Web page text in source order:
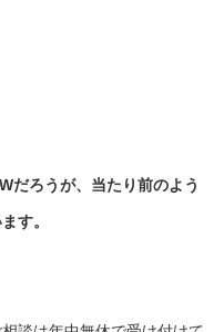
だろうが、 当たり前のよう
す。